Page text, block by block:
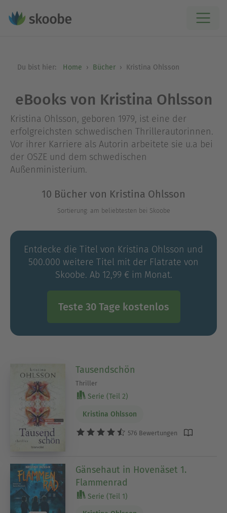
Du bist hier: Home Bücher Kristina Ohlsson
eBooks von Kristina Ohlsson
Kristina Ohlsson, geboren 1979, ist eine der
erfolgreichsten schwedischen Thrillerautorinnen.
Vor ihrer Karriere als Autorin arbeitete sie u.a bei
der OSZE und dem schwedischen
Außenministerium.
10 Bücher von Kristina Ohlsson
Sortierung: am beliebtesten bei Skoobe
Entdecke die Titel von Kristina Ohlsson und
500.000 weitere Titel mit der Flatrate von
Skoobe. Ab 12,99 € im Monat.
Teste 30 Tage kostenlos
Tausendschön
Thriller
Serie (Teil 2)
Kristina Ohlsson
576 Bewertungen
Gänsehaut in Hovenäset 1.
Flammenrad
Serie (Teil 1)